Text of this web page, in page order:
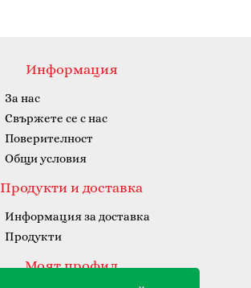
Информация
За нас
Свържете се с нас
Поверителност
Общи условия
Продукти и доставка
Информация за доставка
Продукти
Моят профил